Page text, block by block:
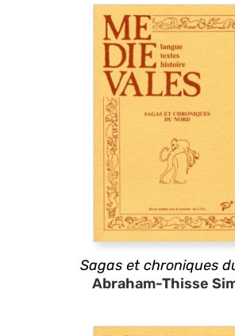
Sagas et chroniques
Abraham-Thisse